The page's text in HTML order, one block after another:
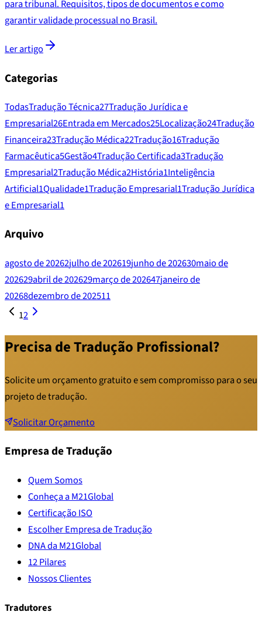
para tribunal. Requisitos, tipos de documentos e como
garantir validade processual no Brasil.
Ler artigo
Categorias
TodasTradução Técnica27Tradução Jurídica e
Empresarial26Entrada em Mercados25Localização24Tradução
Financeira23Tradução Médica22Tradução16Tradução
Farmacêutica5Gestão4Tradução Certificada3Tradução
Empresarial2Tradução Médica2História1Inteligência
Artificial1Qualidade1Tradução Empresarial1Tradução Jurídica
e Empresarial1
Arquivo
agosto de 20262julho de 202619junho de 202630maio de
202629abril de 202629março de 202647janeiro de
20268dezembro de 202511
12
Precisa de Tradução Profissional?
Solicite um orçamento gratuito e sem compromisso para o seu
projeto de tradução.
Solicitar Orçamento
Empresa de Tradução
Quem Somos
Conheça a M21Global
Certificação ISO
Escolher Empresa de Tradução
DNA da M21Global
12 Pilares
Nossos Clientes
Tradutores